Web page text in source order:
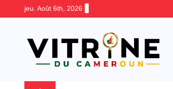
jeu. Août 6th, 2026